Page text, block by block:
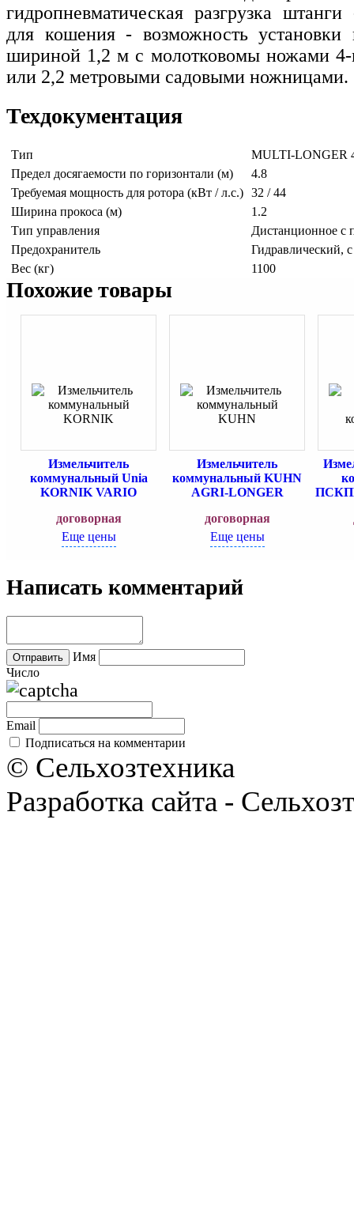
гидропневматическая разгрузка
для кошения - возможность установки
шириной 1,2 м с молотковомы ножами
или 2,2 метровыми садовыми ножницами.
Техдокументация
Тип
MULTI-LONGER
Предел досягаемости по горизонтали (м)
4.8
Требуемая мощность для ротора (кВт / л.с.) 32 / 44
Ширина прокоса (м)
1.2
Тип управления
Дистанционное с
Предохранитель
Гидравлический,
Вес (кг)
1100
Похожие товары
Измельчитель
коммунальный Unia
KORNIK VARIO
договорная
Еще цены
Измельчитель
коммунальный KUHN
AGRI-LONGER
договорная
Еще цены
Написать комментарий
Имя
Число
Email
Подписаться на комментарии
© Сельхозтехника
Разработка сайта -